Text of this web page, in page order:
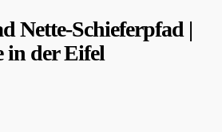
Nette-Schieferpfad |
in der Eifel